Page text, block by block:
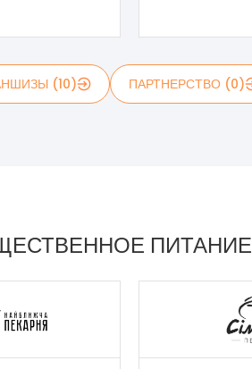
(10) ПАРТНЕРСТВО (0)
ПИТАНИЕ